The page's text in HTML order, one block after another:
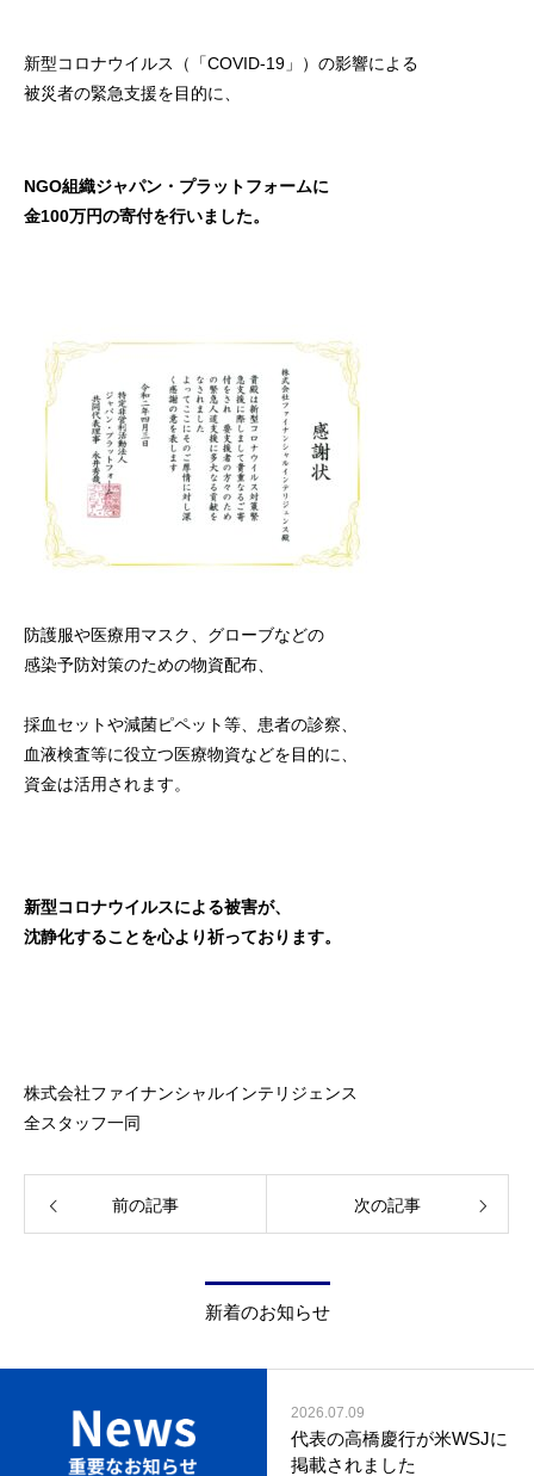
新型コロナウイルス（「COVID-19」）の影響による
被災者の緊急支援を目的に、
NGO組織ジャパン・プラットフォームに
金100万円の寄付を行いました。
防護服や医療用マスク、グローブなどの
感染予防対策のための物資配布、
採血セットや減菌ピペット等、患者の診察、
血液検査等に役立つ医療物資などを目的に、
資金は活用されます。
新型コロナウイルスによる被害が、
沈静化することを心より祈っております。
株式会社ファイナンシャルインテリジェンス
全スタッフ一同
前の記事 次の記事
新着のお知らせ
2026.07.09
代表の高橋慶行が米WSJに
掲載されました